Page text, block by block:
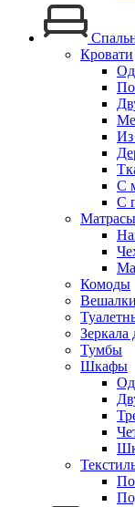
Кровати
Из
С
С
Матрасы
Комоды
Зеркала
Тумбы
Шкафы